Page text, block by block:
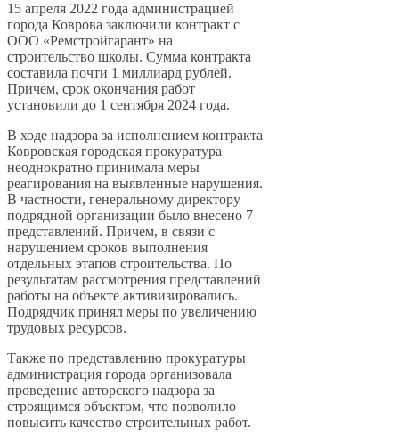
15 апреля 2022 года администрацией
города Коврова заключили контракт с
ООО «Ремстройгарант» на
строительство школы. Сумма контракта
составила почти 1 миллиард рублей.
Причем, срок окончания работ
установили до 1 сентября 2024 года.
В ходе надзора за исполнением контракта
Ковровская городская прокуратура
неоднократно принимала меры
реагирования на выявленные нарушения.
В частности, генеральному директору
подрядной организации было внесено 7
представлений. Причем, в связи с
нарушением сроков выполнения
отдельных этапов строительства. По
результатам рассмотрения представлений
работы на объекте активизировались.
Подрядчик принял меры по увеличению
трудовых ресурсов.
Также по представлению прокуратуры
администрация города организовала
проведение авторского надзора за
строящимся объектом, что позволило
повысить качество строительных работ.